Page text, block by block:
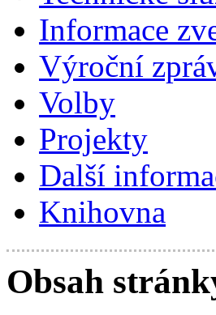
Informace
Výroční
Volby
Projekty
Další
Knihovna
Obsah